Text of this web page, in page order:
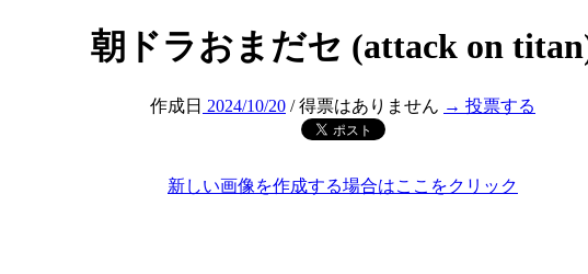
朝ドラおまだセ (attack on
作成日 2024/10/20 / 得票はありません → 投票する
新しい画像を作成する場合はここをクリック